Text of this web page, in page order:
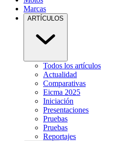
Marcas
ARTÍCULOS
Todos los artículos
Actualidad
Comparativas
Eicma 2025
Iniciación
Presentaciones
Pruebas
Pruebas
Reportajes